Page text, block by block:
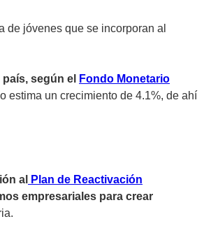
de jóvenes que se incorporan al
según el
Fondo Monetario
estima un crecimiento de 4.1%, de ahí
al
Plan de Reactivación
empresariales para crear